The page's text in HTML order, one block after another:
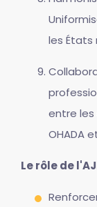
les États
entre
OHADA
Le rôle de